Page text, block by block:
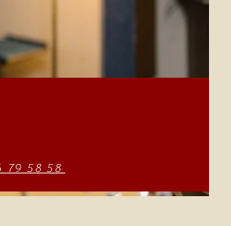
79 58 58